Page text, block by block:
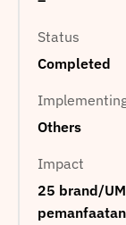
Status
Completed
Others
Impact
25 brand/